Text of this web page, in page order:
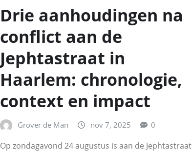
Drie aanhoudingen na
conflict aan de
Jephtastraat in
Haarlem: chronologie,
context en impact
Grover de Man nov 7, 2025 0
Op zondagavond 24 augustus is aan de Jephtastraat